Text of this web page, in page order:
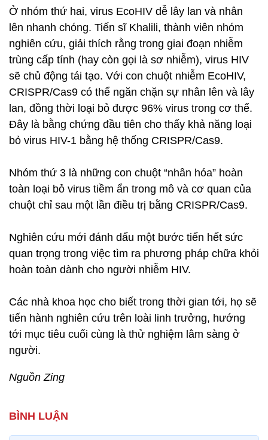
Ở nhóm thứ hai, virus EcoHIV dễ lây lan và nhân
lên nhanh chóng. Tiến sĩ Khalili, thành viên nhóm
nghiên cứu, giải thích rằng trong giai đoạn nhiễm
trùng cấp tính (hay còn gọi là sơ nhiễm), virus HIV
sẽ chủ động tái tạo. Với con chuột nhiễm EcoHIV,
CRISPR/Cas9 có thể ngăn chặn sự nhân lên và lây
lan, đồng thời loại bỏ được 96% virus trong cơ thể.
Đây là bằng chứng đầu tiên cho thấy khả năng loại
bỏ virus HIV-1 bằng hệ thống CRISPR/Cas9.
Nhóm thứ 3 là những con chuột “nhân hóa” hoàn
toàn loại bỏ virus tiềm ẩn trong mô và cơ quan của
chuột chỉ sau một lần điều trị bằng CRISPR/Cas9.
Nghiên cứu mới đánh dấu một bước tiến hết sức
quan trọng trong việc tìm ra phương pháp chữa khỏi
hoàn toàn dành cho người nhiễm HIV.
Các nhà khoa học cho biết trong thời gian tới, họ sẽ
tiến hành nghiên cứu trên loài linh trưởng, hướng
tới mục tiêu cuối cùng là thử nghiệm lâm sàng ở
người.
Nguồn Zing